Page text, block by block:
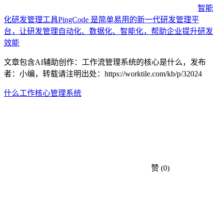
智能
化研发管理工具PingCode 是简单易用的新一代研发管理平
台，让研发管理自动化、数据化、智能化，帮助企业提升研发
效能
文章包含AI辅助创作：工作流管理系统的核心是什么，发布
者：小编，转载请注明出处： https://worktile.com/kb/p/32024
什么工作核心管理系统
赞 (0)